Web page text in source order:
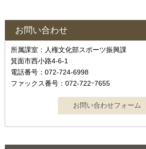
お問い合わせ
所属課室：人権文化部スポーツ振興課
箕面市西小路4-6-1
電話番号：072-724-6998
ファックス番号：072-722ｰ7655